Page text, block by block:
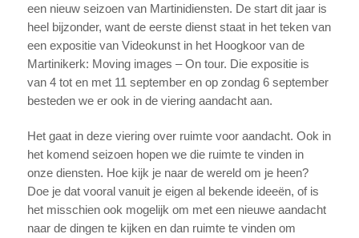
een nieuw seizoen van Martinidiensten. De start dit jaar is
heel bijzonder, want de eerste dienst staat in het teken van
een expositie van Videokunst in het Hoogkoor van de
Martinikerk: Moving images – On tour. Die expositie is
van 4 tot en met 11 september en op zondag 6 september
besteden we er ook in de viering aandacht aan.
Het gaat in deze viering over ruimte voor aandacht. Ook in
het komend seizoen hopen we die ruimte te vinden in
onze diensten. Hoe kijk je naar de wereld om je heen?
Doe je dat vooral vanuit je eigen al bekende ideeën, of is
het misschien ook mogelijk om met een nieuwe aandacht
naar de dingen te kijken en dan ruimte te vinden om